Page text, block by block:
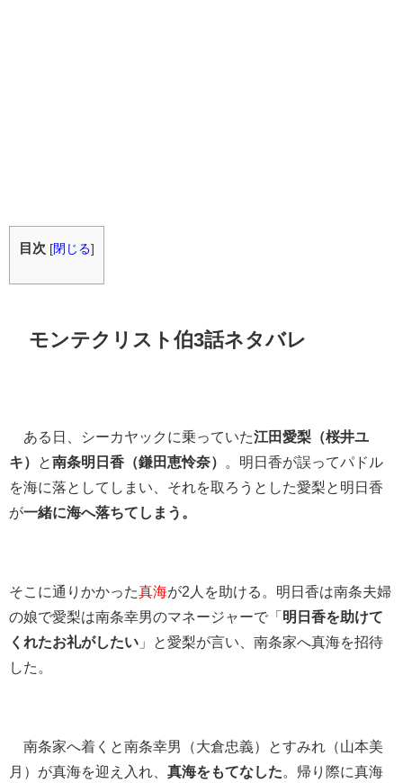
目次 [閉じる]
モンテクリスト伯3話ネタバレ
ある日、シーカヤックに乗っていた江田愛梨（桜井ユ
キ）
と南条明日香（鎌田恵怜奈）
。明日香が誤ってパドル
を海に落としてしまい、それを取ろうとした愛梨と明日香
が一緒に海へ落ちてしまう。
そこに通りかかった真海が2人を助ける。明日香は南条夫婦
の娘で愛梨は南条幸男のマネージャーで「 明日香を助けて
くれたお礼がしたい 」と愛梨が言い、南条家へ真海を招待
した。
南条家へ着くと南条幸男（大倉忠義）とすみれ（山本美
月）が真海を迎え入れ、 真海をもてなした。帰り際に真海